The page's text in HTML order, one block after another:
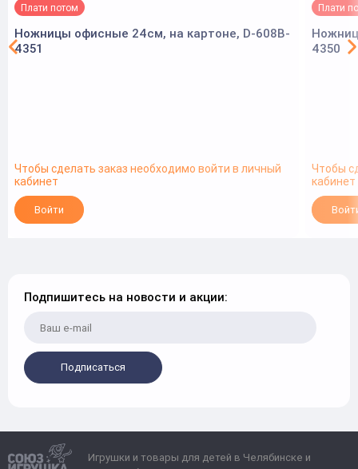
Плати потом
Ножницы офисные 24см, на картоне, D-608B-
4351
Чтобы сделать заказ необходимо войти в личный
кабинет
Войти
Плати
4350
Чтобы
кабинет
Подпишитесь на новости и акции:
Подписаться
Игрушки и товары для детей в Челябинске и